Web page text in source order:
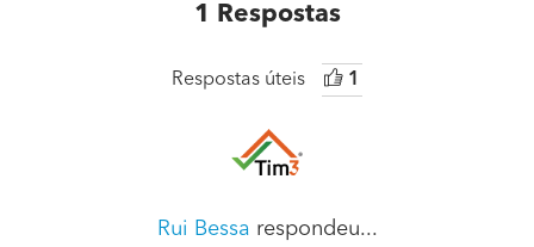
1 Respostas
Respostas úteis 1
Rui Bessa respondeu...